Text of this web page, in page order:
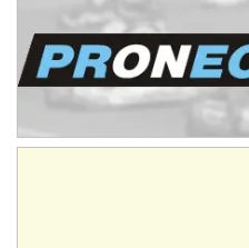
Villaguay (Entre Ríos)
VICTORIENSE - F7
El Cerro (Tierra)
Victoria (Entre Ríos)
PATAGONICO - F6